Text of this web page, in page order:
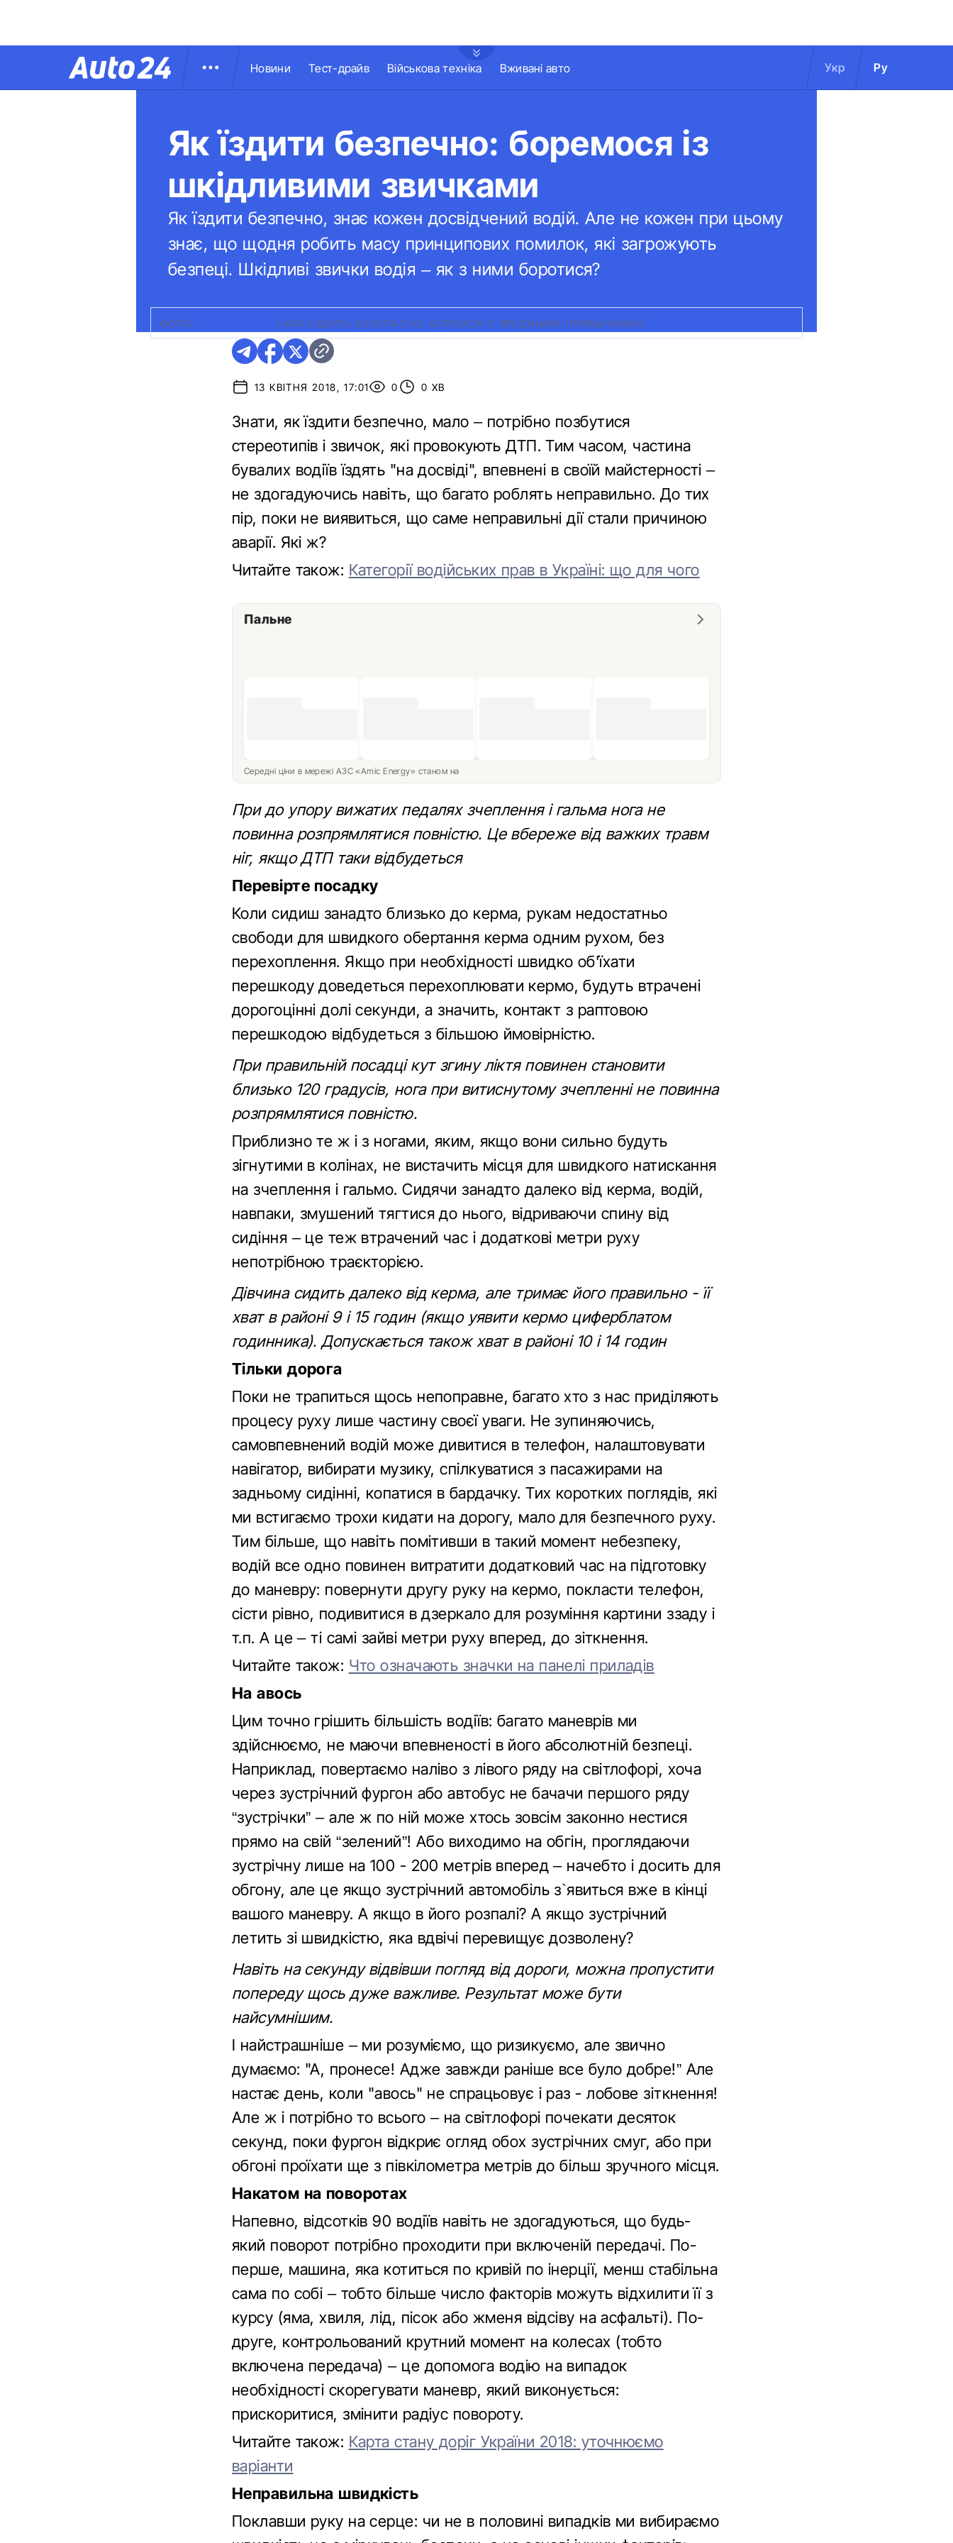
Новини Тест-драйв Військова техніка Вживані авто Укр Ру
Як їздити безпечно: боремося із
шкідливими звичками
Як їздити безпечно, знає кожен досвідчений водій. Але не кожен при цьому
знає, що щодня робить масу принципових помилок, які загрожують
безпеці. Шкідливі звички водія – як з ними боротися?
ФОТО: КАК ЕЗДИТЬ БЕЗОПАСНО: БОРЕМСЯ С ВРЕДНЫМИ ПРИВЫЧКАМИ
13 КВІТНЯ 2018, 17:01 0 0 ХВ
Знати, як їздити безпечно, мало – потрібно позбутися
стереотипів і звичок, які провокують ДТП. Тим часом, частина
бувалих водіїв їздять "на досвіді", впевнені в своїй майстерності –
не здогадуючись навіть, що багато роблять неправильно. До тих
пір, поки не виявиться, що саме неправильні дії стали причиною
аварії. Які ж?
Читайте також: Категорії водійських прав в Україні: що для чого
Пальне
Середні ціни в мережі АЗС «Amic Energy» станом на
При до упору вижатих педалях зчеплення і гальма нога не
повинна розпрямлятися повністю. Це вбереже від важких травм
ніг, якщо ДТП таки відбудеться
Перевірте посадку
Коли сидиш занадто близько до керма, рукам недостатньо
свободи для швидкого обертання керма одним рухом, без
перехоплення. Якщо при необхідності швидко об'їхати
перешкоду доведеться перехоплювати кермо, будуть втрачені
дорогоцінні долі секунди, а значить, контакт з раптовою
перешкодою відбудеться з більшою ймовірністю.
При правильній посадці кут згину ліктя повинен становити
близько 120 градусів, нога при витиснутому зчепленні не повинна
розпрямлятися повністю.
Приблизно те ж і з ногами, яким, якщо вони сильно будуть
зігнутими в колінах, не вистачить місця для швидкого натискання
на зчеплення і гальмо. Сидячи занадто далеко від керма, водій,
навпаки, змушений тягтися до нього, відриваючи спину від
сидіння – це теж втрачений час і додаткові метри руху
непотрібною траєкторією.
Дівчина сидить далеко від керма, але тримає його правильно - її
хват в районі 9 і 15 годин (якщо уявити кермо циферблатом
годинника). Допускається також хват в районі 10 і 14 годин
Тільки дорога
Поки не трапиться щось непоправне, багато хто з нас приділяють
процесу руху лише частину своєї уваги. Не зупиняючись,
самовпевнений водій може дивитися в телефон, налаштовувати
навігатор, вибирати музику, спілкуватися з пасажирами на
задньому сидінні, копатися в бардачку. Тих коротких поглядів, які
ми встигаємо трохи кидати на дорогу, мало для безпечного руху.
Тим більше, що навіть помітивши в такий момент небезпеку,
водій все одно повинен витратити додатковий час на підготовку
до маневру: повернути другу руку на кермо, покласти телефон,
сісти рівно, подивитися в дзеркало для розуміння картини ззаду і
т.п. А це – ті самі зайві метри руху вперед, до зіткнення.
Читайте також: Что означають значки на панелі приладів
На авось
Цим точно грішить більшість водіїв: багато маневрів ми
здійснюємо, не маючи впевненості в його абсолютній безпеці.
Наприклад, повертаємо наліво з лівого ряду на світлофорі, хоча
через зустрічний фургон або автобус не бачачи першого ряду
“зустрічки” – але ж по ній може хтось зовсім законно нестися
прямо на свій “зелений”! Або виходимо на обгін, проглядаючи
зустрічну лише на 100 - 200 метрів вперед – начебто і досить для
обгону, але це якщо зустрічний автомобіль з`явиться вже в кінці
вашого маневру. А якщо в його розпалі? А якщо зустрічний
летить зі швидкістю, яка вдвічі перевищує дозволену?
Навіть на секунду відвівши погляд від дороги, можна пропустити
попереду щось дуже важливе. Результат може бути
найсумнішим.
І найстрашніше – ми розуміємо, що ризикуємо, але звично
думаємо: "А, пронесе! Адже завжди раніше все було добре!” Але
настає день, коли "авось" не спрацьовує і раз - лобове зіткнення!
Але ж і потрібно то всього – на світлофорі почекати десяток
секунд, поки фургон відкриє огляд обох зустрічних смуг, або при
обгоні проїхати ще з півкілометра метрів до більш зручного місця.
Накатом на поворотах
Напевно, відсотків 90 водіїв навіть не здогадуються, що будь-
який поворот потрібно проходити при включеній передачі. По-
перше, машина, яка котиться по кривій по інерції, менш стабільна
сама по собі – тобто більше число факторів можуть відхилити її з
курсу (яма, хвиля, лід, пісок або жменя відсіву на асфальті). По-
друге, контрольований крутний момент на колесах (тобто
включена передача) – це допомога водію на випадок
необхідності скорегувати маневр, який виконується:
прискоритися, змінити радіус повороту.
Читайте також: Карта стану доріг України 2018: уточнюємо
варіанти
Неправильна швидкість
Поклавши руку на серце: чи не в половині випадків ми вибираємо